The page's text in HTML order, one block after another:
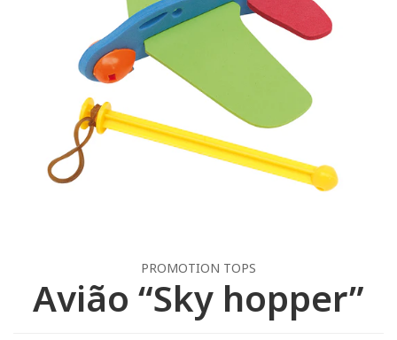
PROMOTION TOPS
Avião “Sky hopper”